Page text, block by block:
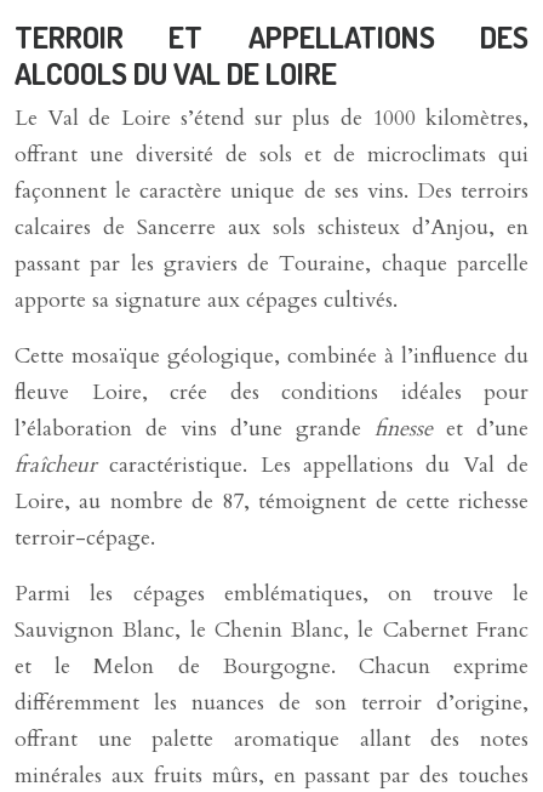
TERROIR ET APPELLATIONS DES
ALCOOLS DU VAL DE LOIRE
Le Val de Loire s’étend sur plus de 1000 kilomètres,
offrant une diversité de sols et de microclimats qui
façonnent le caractère unique de ses vins. Des terroirs
calcaires de Sancerre aux sols schisteux d’Anjou, en
passant par les graviers de Touraine, chaque parcelle
apporte sa signature aux cépages cultivés.
Cette mosaïque géologique, combinée à l’influence du
fleuve Loire, crée des conditions idéales pour
l’élaboration de vins d’une grande finesse et d’une
fraîcheurcaractéristique. Les appellations du Val de
Loire, au nombre de 87, témoignent de cette richesse
terroir-cépage.
Parmi les cépages emblématiques, on trouve le
Sauvignon Blanc, le Chenin Blanc, le Cabernet Franc
et le Melon de Bourgogne. Chacun exprime
différemment les nuances de son terroir d’origine,
offrant une palette aromatique allant des notes
minérales aux fruits mûrs, en passant par des touches